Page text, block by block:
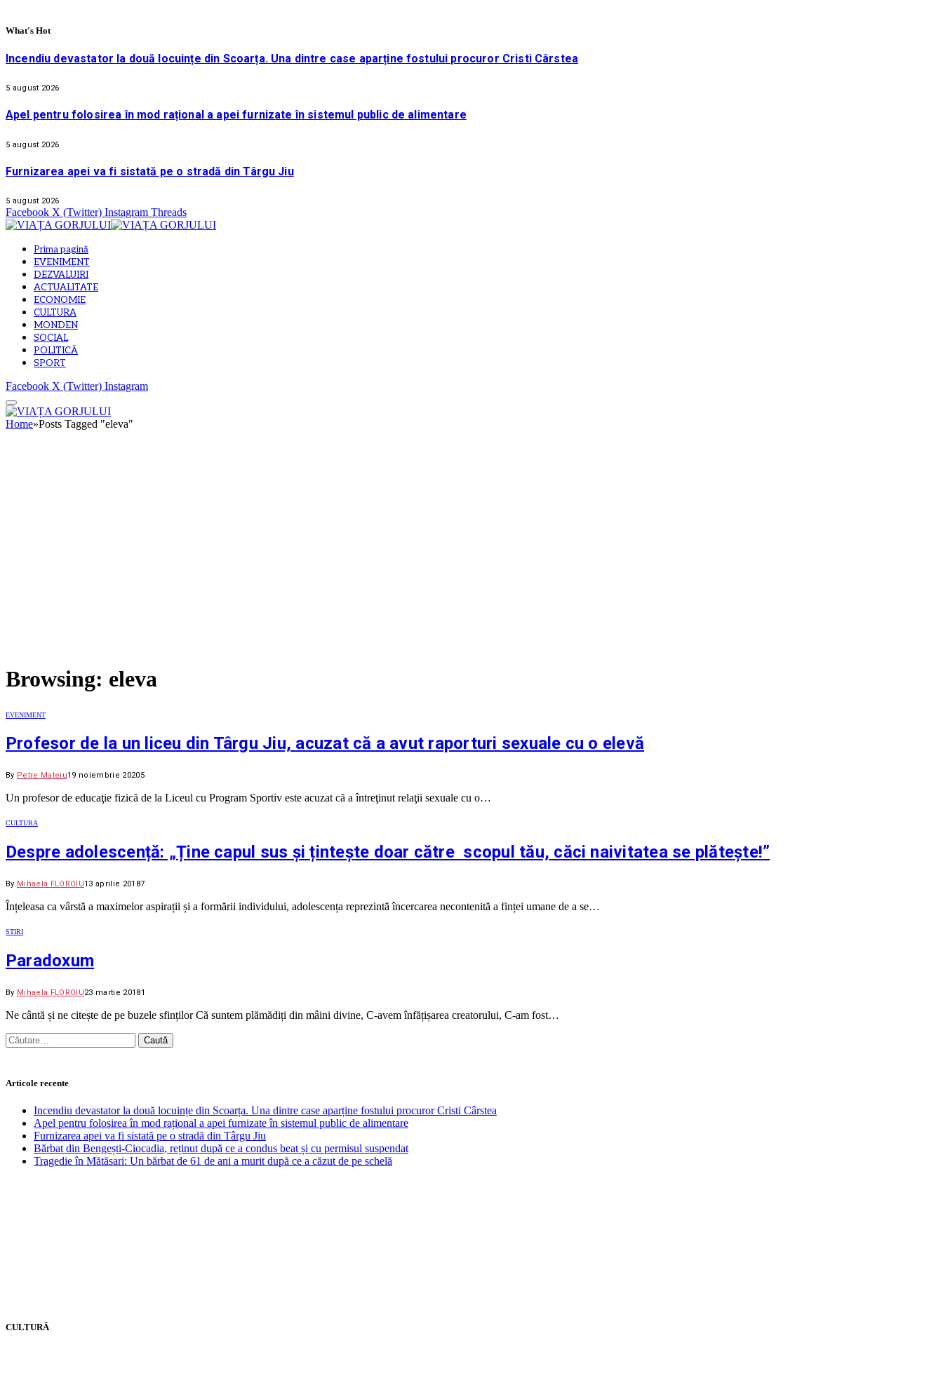
What's Hot
Incendiu devastator la două locuințe din Scoarța. Una dintre case aparține fostului procuror Cristi Cârstea
5 august 2026
Apel pentru folosirea în mod rațional a apei furnizate în sistemul public de alimentare
5 august 2026
Furnizarea apei va fi sistată pe o stradă din Târgu Jiu
5 august 2026
Facebook X (Twitter) Instagram Threads
Prima pagină
EVENIMENT
DEZVALUIRI
ACTUALITATE
ECONOMIE
CULTURA
MONDEN
SOCIAL
POLITICĂ
SPORT
Facebook X (Twitter) Instagram
Home»Posts Tagged "eleva"
Browsing: eleva
EVENIMENT
Profesor de la un liceu din Târgu Jiu, acuzat că a avut raporturi sexuale cu o elevă
By Petre Mateiu19 noiembrie 20205
Un profesor de educaţie fizică de la Liceul cu Program Sportiv este acuzat că a întreţinut relaţii sexuale cu o…
CULTURA
Despre adolescență: „Ține capul sus și țintește doar către scopul tău, căci naivitatea se plătește!”
By Mihaela FLOROIU13 aprilie 20187
Înțeleasa ca vârstă a maximelor aspirații și a formării individului, adolescența reprezintă încercarea necontenită a finței umane de a se…
STIRI
Paradoxum
By Mihaela FLOROIU23 martie 20181
Ne cântă și ne citește de pe buzele sfinților Că suntem plămădiți din mâini divine, C-avem înfățișarea creatorului, C-am fost…
Caută
după:
Articole recente
Incendiu devastator la două locuințe din Scoarța. Una dintre case aparține fostului procuror Cristi Cârstea
Apel pentru folosirea în mod rațional a apei furnizate în sistemul public de alimentare
Furnizarea apei va fi sistată pe o stradă din Târgu Jiu
Bărbat din Bengești-Ciocadia, reținut după ce a condus beat și cu permisul suspendat
Tragedie în Mătăsari: Un bărbat de 61 de ani a murit după ce a căzut de pe schelă
CULTURĂ